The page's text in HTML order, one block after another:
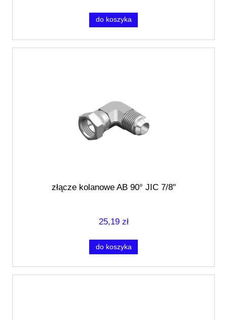
do koszyka
złącze kolanowe AB 90° JIC 7/8"
25,19 zł
do koszyka